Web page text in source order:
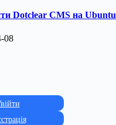
Dotclear CMS на Ubuntu
08